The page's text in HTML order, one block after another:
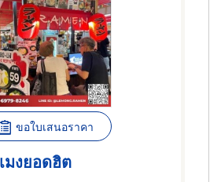
ขอใบเสนอราคา
มงยอดฮิต